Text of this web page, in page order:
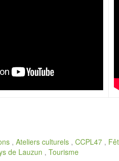
, Ateliers culturels , CCPL47 ,
de Lauzun , Tourisme